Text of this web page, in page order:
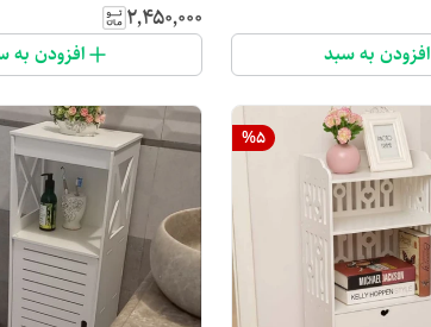
افزودن به سبد
۲٬۴۵۰٬۰۰۰
افزودن به
%5